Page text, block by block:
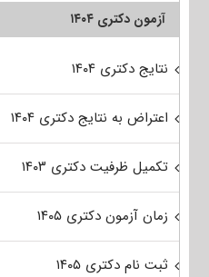
آزمون دکتری ۱۴۰۴
نتایج دکتری ۱۴۰۴
اعتراض به نتایج دکتری ۱۴۰۴
تکمیل ظرفیت دکتری ۱۴۰۳
زمان آزمون دکتری ۱۴۰۵
ثبت نام دکتری ۱۴۰۵